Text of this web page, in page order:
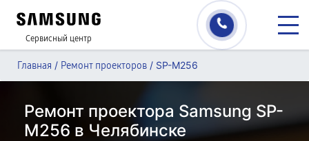
Сервисный центр
Главная / Ремонт проекторов / SP-M256
Ремонт проектора Samsung SP-
M256 в Челябинске